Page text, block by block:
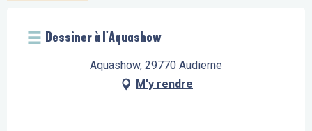
Dessiner à l'Aquashow
Aquashow, 29770 Audierne
M'y rendre